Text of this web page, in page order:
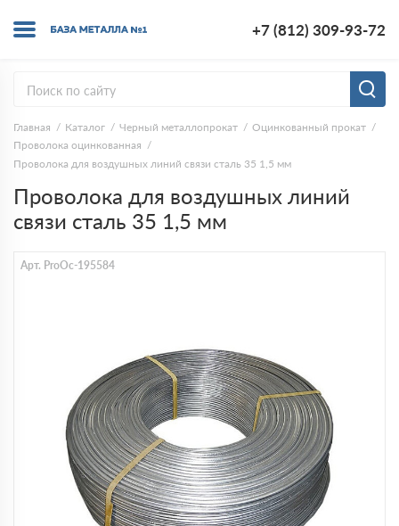
+7 (812) 309-93-72
Главная Каталог Черный металлопрокат
Оцинкованный прокат
Проволока оцинкованная
Проволока для воздушных линий связи сталь 35 1,5 мм
Проволока для воздушных линий
связи сталь 35 1,5 мм
Арт. ProOc-195584